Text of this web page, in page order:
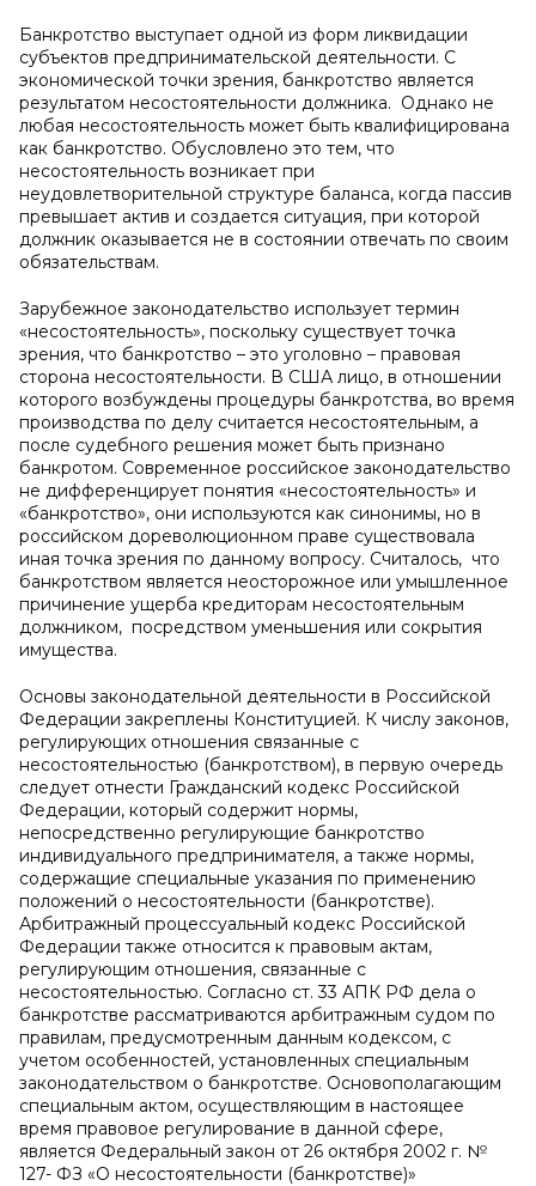
Банкротство выступает одной из форм ликвидации
субъектов предпринимательской деятельности. С
экономической точки зрения, банкротство является
результатом несостоятельности должника. Однако не
любая несостоятельность может быть квалифицирована
как банкротство. Обусловлено это тем, что
несостоятельность возникает при
неудовлетворительной структуре баланса, когда пассив
превышает актив и создается ситуация, при которой
должник оказывается не в состоянии отвечать по своим
обязательствам.
Зарубежное законодательство использует термин
«несостоятельность», поскольку существует точка
зрения, что банкротство – это уголовно – правовая
сторона несостоятельности. В США лицо, в отношении
которого возбуждены процедуры банкротства, во время
производства по делу считается несостоятельным, а
после судебного решения может быть признано
банкротом. Современное российское законодательство
не дифференцирует понятия «несостоятельность» и
«банкротство», они используются как синонимы, но в
российском дореволюционном праве существовала
иная точка зрения по данному вопросу. Считалось, что
банкротством является неосторожное или умышленное
причинение ущерба кредиторам несостоятельным
должником, посредством уменьшения или сокрытия
имущества.
Основы законодательной деятельности в Российской
Федерации закреплены Конституцией. К числу законов,
регулирующих отношения связанные с
несостоятельностью (банкротством), в первую очередь
следует отнести Гражданский кодекс Российской
Федерации, который содержит нормы,
непосредственно регулирующие банкротство
индивидуального предпринимателя, а также нормы,
содержащие специальные указания по применению
положений о несостоятельности (банкротстве).
Арбитражный процессуальный кодекс Российской
Федерации также относится к правовым актам,
регулирующим отношения, связанные с
несостоятельностью. Согласно ст. 33 АПК РФ дела о
банкротстве рассматриваются арбитражным судом по
правилам, предусмотренным данным кодексом, с
учетом особенностей, установленных специальным
законодательством о банкротстве. Основополагающим
специальным актом, осуществляющим в настоящее
время правовое регулирование в данной сфере,
является Федеральный закон от 26 октября 2002 г. №
127- ФЗ «О несостоятельности (банкротстве)»